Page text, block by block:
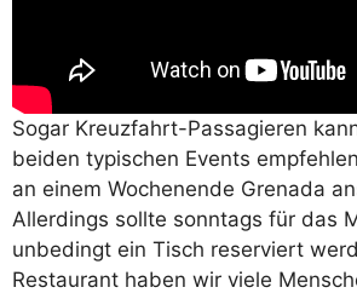
Sogar Kreuzfahrt-Passagieren
beiden typischen Events
an einem Wochenende Grenada
Allerdings sollte sonntags für das
unbedingt ein Tisch reserviert
Restaurant haben wir viele